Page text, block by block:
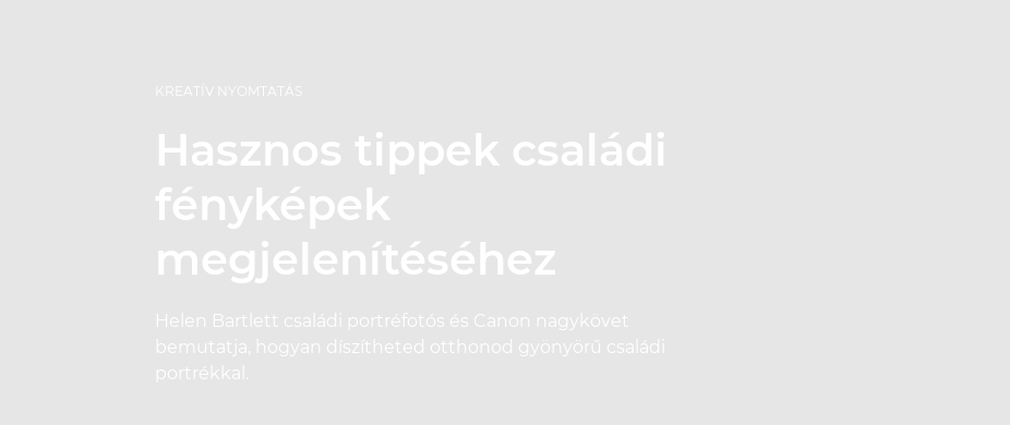
KREATÍV NYOMTATÁS
Hasznos tippek családi
fényképek
megjelenítéséhez
Helen Bartlett családi portréfotós és Canon nagykövet
bemutatja, hogyan díszítheted otthonod gyönyörű családi
portrékkal.